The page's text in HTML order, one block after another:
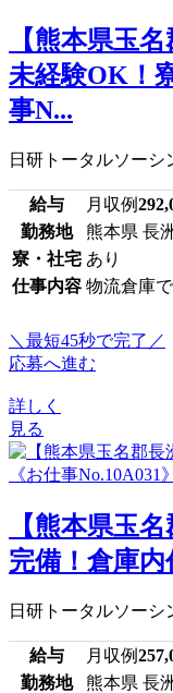
【熊本県玉
未経験OK！
事N...
日研トータルソーシ
給与 月収例
勤務地
熊本県 長
寮・社宅 あり
仕事内容 物流倉庫
＼最短45秒で完了／
応募へ進む
詳しく
見る
【熊本県玉
完備！倉庫内
日研トータルソーシ
給与 月収例
勤務地
熊本県 長